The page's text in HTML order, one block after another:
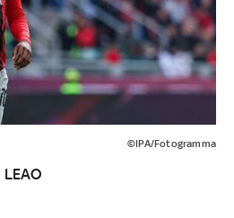
©IPA/Fotogramma
LEAO